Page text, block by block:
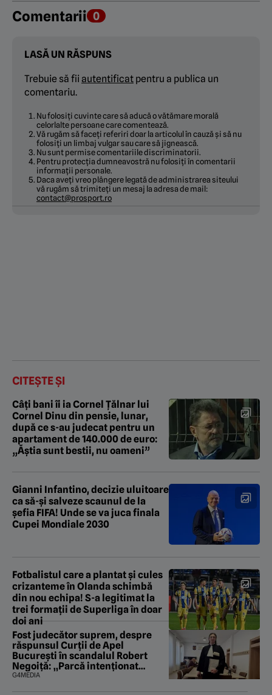
Comentarii 0
LASĂ UN RĂSPUNS
Trebuie să fii autentificat pentru a publica un
comentariu.
Nu folosiți cuvinte care să aducă o vătămare morală
celorlalte persoane care comentează.
Vă rugăm să faceți referiri doar la articolul în cauză și să nu
folosiți un limbaj vulgar sau care să jignească.
Nu sunt permise comentariile discriminatorii.
Pentru protecția dumneavostră nu folosiți în comentarii
informații personale.
Daca aveți vreo plângere legată de administrarea siteului
vă rugăm să trimiteți un mesaj la adresa de mail:
contact@prosport.ro
CITEȘTE ȘI
Câți bani îi ia Cornel Țălnar lui
Cornel Dinu din pensie, lunar,
după ce s-au judecat pentru un
apartament de 140.000 de euro:
„Ăștia sunt bestii, nu oameni”
Gianni Infantino, decizie uluitoare
ca să-și salveze scaunul de la
șefia FIFA! Unde se va juca finala
Cupei Mondiale 2030
Fotbalistul care a plantat și cules
crizanteme în Olanda schimbă
din nou echipa! S-a legitimat la
trei formații de Superliga în doar
doi ani
Fost judecător suprem, despre
răspunsul Curții de Apel
București în scandalul Robert
Negoiță: „Parcă intenționat
urmăresc să saboteze și ultima
G4MEDIA